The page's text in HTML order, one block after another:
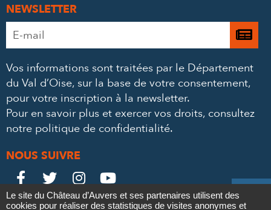
NEWSLETTER
Adresse
e-
*
Je
à
Vos informations sont traitées par le Département
du Val d’Oise, sur la base de votre consentement,
pour votre inscription à la newsletter.
Pour en savoir plus et exercer vos droits, consultez
notre politique de confidentialité.
NOUS SUIVRE
Le
Château

Le
Château

Le
Château

Le
Château

Le site du Château d’Auvers et ses partenaires utilisent des
cookies pour réaliser des statistiques de visites anonymes et